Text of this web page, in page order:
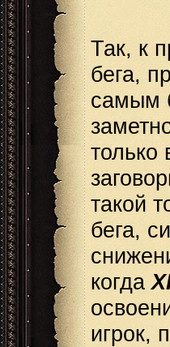
Так, к
бега,
самым
только
такой
бега,
когда
игрок,